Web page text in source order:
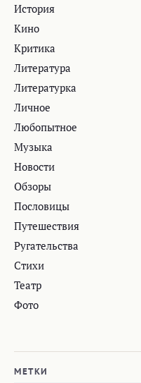
История
Кино
Критика
Литература
Литературка
Личное
Любопытное
Музыка
Новости
Обзоры
Пословицы
Путешествия
Ругательства
Стихи
Театр
Фото
МЕТКИ